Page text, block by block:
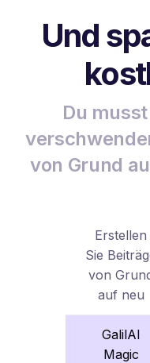
Und
Du
von Grund
Erstellen
Sie
von
auf neu
GalilAI
Magic